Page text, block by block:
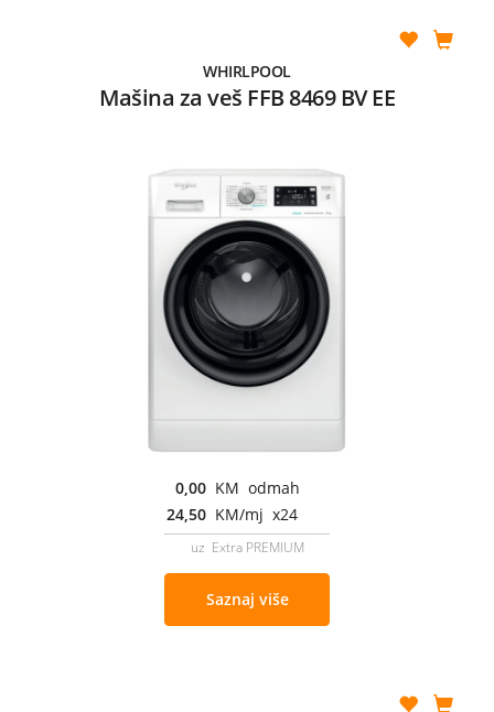
WHIRLPOOL
Mašina za veš FFB 8469 BV EE
0,00 KM odmah
24,50 KM/mj x24
uz Extra PREMIUM
Saznaj više